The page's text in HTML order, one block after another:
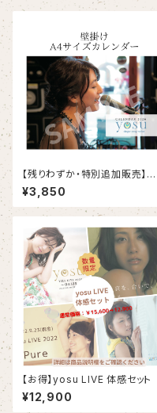
【残りわずか・特別追加販売】A４
サイズ壁掛けカレンダー
¥3,850
【お得】yosu LIVE 体感セット
¥12,900